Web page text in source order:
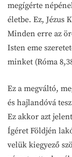
megígérte
életbe. Ez, Jézus
Minden erre az
Isten eme
minket (Róma
Ez a megváltó,
és hajlandóvá
Ez akkor azt
Ígéret Földjén
velük kiegyező